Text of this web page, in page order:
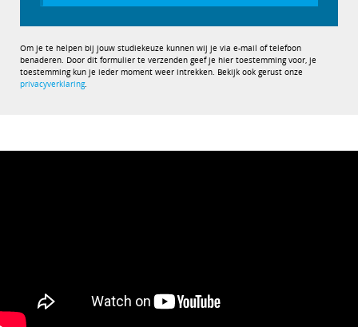
Om je te helpen bij jouw studiekeuze kunnen wij je via e-mail of telefoon
benaderen. Door dit formulier te verzenden geef je hier toestemming voor, je
toestemming kun je ieder moment weer intrekken. Bekijk ook gerust onze
privacyverklaring.